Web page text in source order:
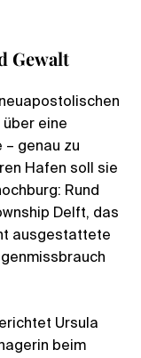
Gewalt
eine
– genau zu
Hafen soll sie
Rund
Delft, das
ausgestattete
Ursula
beim